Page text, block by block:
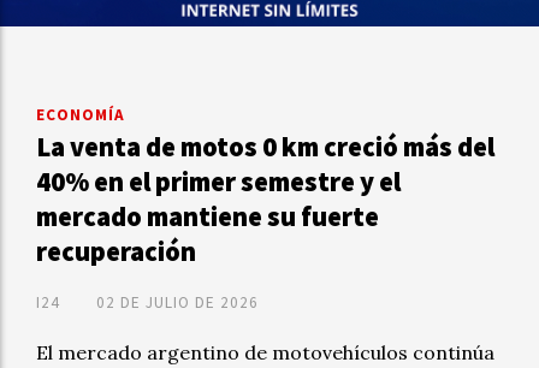
La venta de motos 0 km creció más del
40% en el primer semestre y el
mercado mantiene su fuerte
recuperación
ECONOMÍA
02 DE JULIO DE 2026
I24
El mercado argentino de motovehículos continúa